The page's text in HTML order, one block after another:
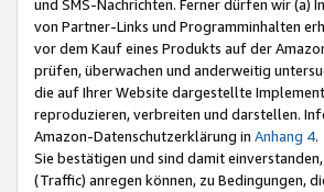
und SMS-Nachrichten. Ferner dürfen wir (a)
von Partner-Links und Programminhalten
vor dem Kauf eines Produkts auf der
prüfen, überwachen und anderweitig
die auf Ihrer Website dargestellte
reproduzieren, verbreiten und darstellen.
Amazon-Datenschutzerklärung in Anhang 4.
Sie bestätigen und sind damit
(Traffic) anregen können, zu Bedingungen,